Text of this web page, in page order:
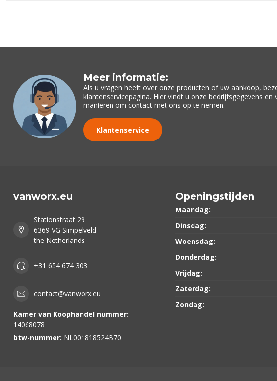
Meer informatie:
Als u vragen heeft over onze producten of uw aankoop,
klantenservicepagina. Hier vindt u onze bedrijfsgegevens en
manieren om contact met ons op te nemen.
Klantenservice
vanworx.eu
Stationstraat 29
6369 VG Simpelveld
the Netherlands
+31 654 674 303
contact@vanworx.eu
Kamer van Koophandel nummer:
14068078
btw-nummer: NL001818524B70
Openingstijden
Maandag:
Dinsdag:
Woensdag:
Donderdag:
Vrijdag:
Zaterdag:
Zondag: